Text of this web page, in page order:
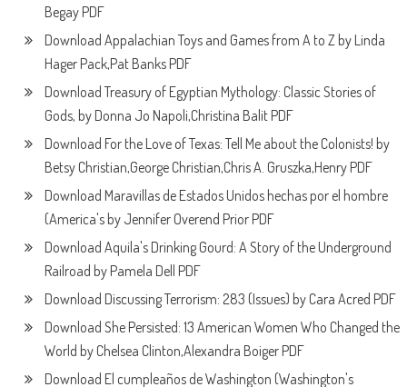
Begay PDF
Download Appalachian Toys and Games from A to Z by Linda
Hager Pack,Pat Banks PDF
Download Treasury of Egyptian Mythology: Classic Stories of
Gods, by Donna Jo Napoli,Christina Balit PDF
Download For the Love of Texas: Tell Me about the Colonists! by
Betsy Christian,George Christian,Chris A. Gruszka,Henry PDF
Download Maravillas de Estados Unidos hechas por el hombre
(America's by Jennifer Overend Prior PDF
Download Aquila's Drinking Gourd: A Story of the Underground
Railroad by Pamela Dell PDF
Download Discussing Terrorism: 283 (Issues) by Cara Acred PDF
Download She Persisted: 13 American Women Who Changed the
World by Chelsea Clinton,Alexandra Boiger PDF
Download El cumpleaños de Washington (Washington's